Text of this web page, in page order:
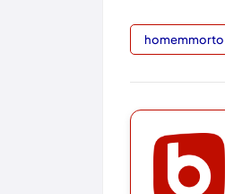
homemmorto